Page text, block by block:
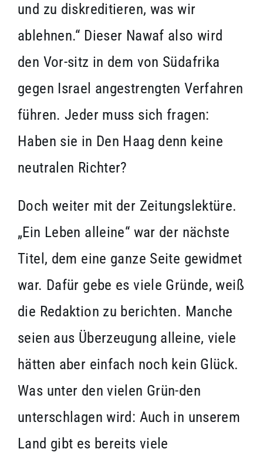
und zu diskreditieren, was wir
ablehnen.“ Dieser Nawaf also wird
den Vor-sitz in dem von Südafrika
gegen Israel angestrengten Verfahren
führen. Jeder muss sich fragen:
Haben sie in Den Haag denn keine
neutralen Richter?
Doch weiter mit der Zeitungslektüre.
„Ein Leben alleine“ war der nächste
Titel, dem eine ganze Seite gewidmet
war. Dafür gebe es viele Gründe, weiß
die Redaktion zu berichten. Manche
seien aus Überzeugung alleine, viele
hätten aber einfach noch kein Glück.
Was unter den vielen Grün-den
unterschlagen wird: Auch in unserem
Land gibt es bereits viele